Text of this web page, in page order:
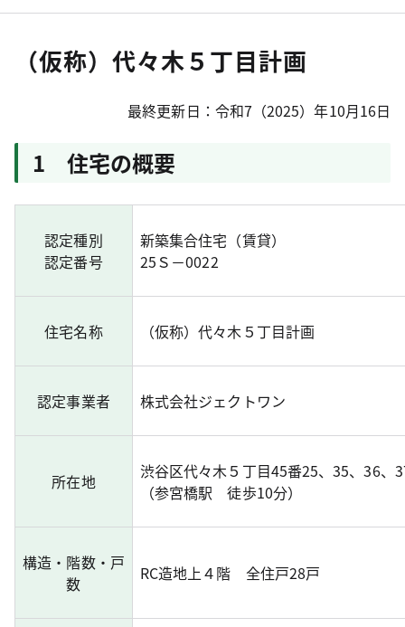
（仮称）代々木５丁目計画
最終更新日：令和7（2025）年10月16日
1 住宅の概要
認定種別
認定番号
新築集合住宅（賃貸）
25Ｓ－0022
住宅名称 （仮称）代々木５丁目計画
認定事業者 株式会社ジェクトワン
所在地
渋谷区代々木５丁目45番25、35、36、
（参宮橋駅 徒歩10分）
構造・階数・戸
数
RC造地上４階 全住戸28戸